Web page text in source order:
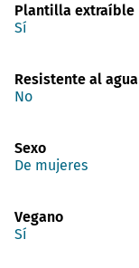
Plantilla extraíble
Sí
Resistente al agua
No
Sexo
De mujeres
Vegano
Sí